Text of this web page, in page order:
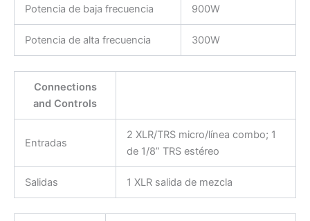
Potencia de baja frecuencia 900W
Potencia de alta frecuencia 300W
Connections
and Controls
Entradas
2 XLR/TRS micro/línea combo; 1
de 1/8” TRS estéreo
Salidas 1 XLR salida de mezcla